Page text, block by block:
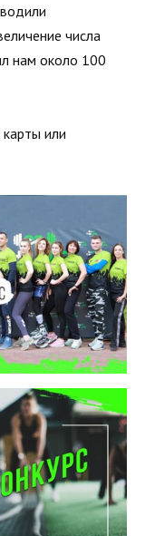
числа
нам около 100
или